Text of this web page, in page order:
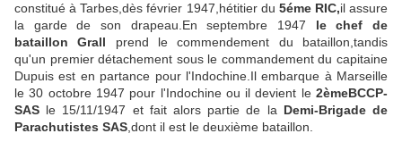
constitué à Tarbes,dès février 1947,hétitier du 5éme RIC,il assure
la garde de son drapeau.En septembre 1947 le chef de
bataillon Grall prend le commendement du bataillon,tandis
qu'un premier détachement sous le commandement du capitaine
Dupuis est en partance pour l'Indochine.Il embarque à Marseille
le 30 octobre 1947 pour l'Indochine ou il devient le 2èmeBCCP-
SAS le 15/11/1947 et fait alors partie de la Demi-Brigade de
Parachutistes SAS ,dont il est le deuxième bataillon.